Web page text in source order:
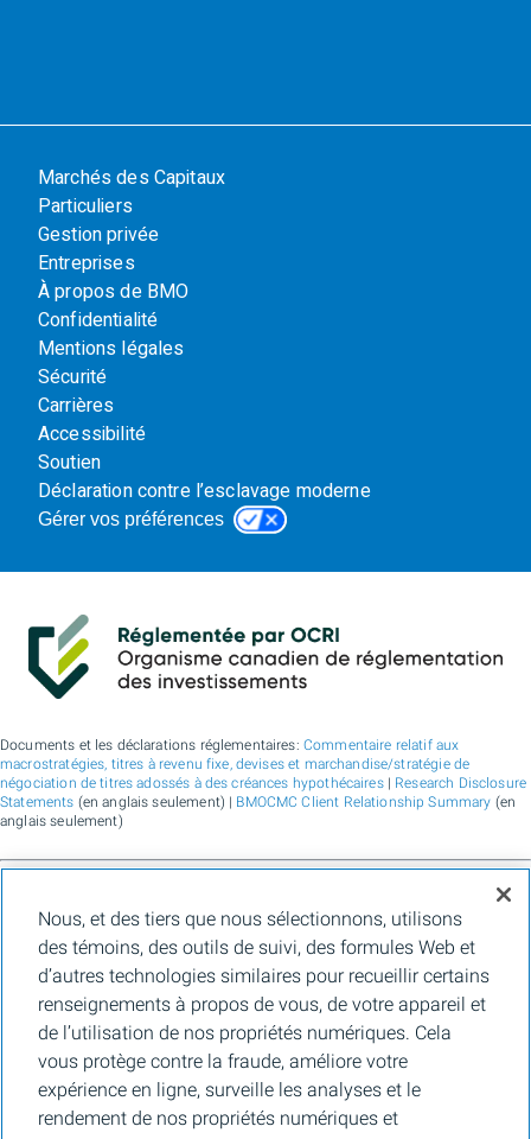
Marchés des Capitaux
Particuliers
Gestion privée
Entreprises
À propos de BMO
Confidentialité
Mentions légales
Sécurité
Carrières
Accessibilité
Soutien
Déclaration contre l’esclavage moderne
Gérer vos préférences
Documents et les déclarations réglementaires: Commentaire relatif aux
macrostratégies, titres à revenu fixe, devises et marchandise/stratégie de
négociation de titres adossés à des créances hypothécaires| Research Disclosure
Statements (en anglais seulement) | BMOCMC Client Relationship Summary (en
anglais seulement)
financier pour les services de vente en gros de la Banque de Montréal, de BMO
Bank N.A. (membre de la FDIC), de Bank of Montreal Europe Plc et de Bank of
Montreal (China) Co. Ltd., pour les services de courtage auprès des clients
institutionnels de BMO Capital Markets Corp. (membre de laFINRAet de laSIPC
et les services de courtage d'agence de Clearpool Execution Services, LLC
(membre laFINRAet de la SIPC) aux États-Unis, ainsi que pour les services de
courtage auprès des clients institutionnels de BMO Nesbitt Burns Inc. (membre de
l’Organisme canadien de réglementation des investissements, et membre du
Fonds canadien de protection des épargnants) au Canada et en Asie, de Bank of
Montreal Europe Plc (autorisée et réglementée par la Central Bank of Ireland) en
Europe et de BMO Capital Markets Limited (autorisée et réglementée par la
Financial Conduct Authority) au Royaume-Uni et en Australie, ainsi que pour les
Nous, et des tiers que nous sélectionnons, utilisons
des témoins, des outils de suivi, des formules Web et
d’autres technologies similaires pour recueillir certains
renseignements à propos de vous, de votre appareil et
de l’utilisation de nos propriétés numériques. Cela
vous protège contre la fraude, améliore votre
expérience en ligne, surveille les analyses et le
rendement de nos propriétés numériques et